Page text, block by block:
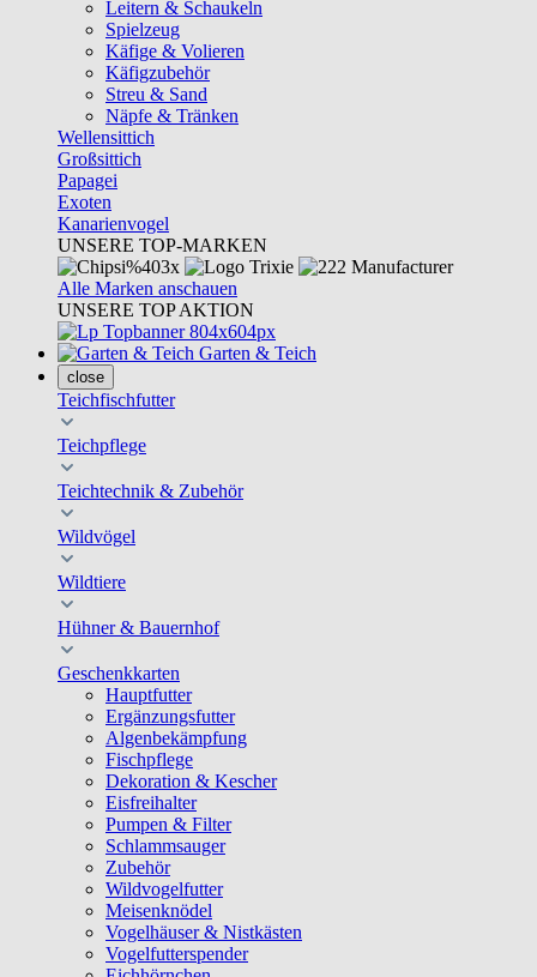
Leitern & Schaukeln
Spielzeug
Käfige & Volieren
Käfigzubehör
Streu & Sand
Näpfe & Tränken
Wellensittich
Großsittich
Papagei
Exoten
Kanarienvogel
UNSERE TOP-MARKEN
Alle Marken anschauen
UNSERE TOP AKTION
Garten & Teich
close
Teichfischfutter
Teichpflege
Teichtechnik & Zubehör
Wildvögel
Wildtiere
Hühner & Bauernhof
Geschenkkarten
Hauptfutter
Ergänzungsfutter
Algenbekämpfung
Fischpflege
Dekoration & Kescher
Eisfreihalter
Pumpen & Filter
Schlammsauger
Zubehör
Wildvogelfutter
Meisenknödel
Vogelhäuser & Nistkästen
Vogelfutterspender